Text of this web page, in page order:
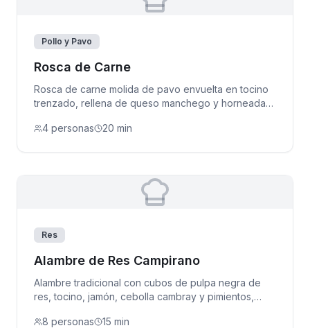
Pollo y Pavo
Rosca de Carne
Rosca de carne molida de pavo envuelta en tocino
trenzado, rellena de queso manchego y horneada
4 personas
20 min
Res
Alambre de Res Campirano
Alambre tradicional con cubos de pulpa negra de
res, tocino, jamón, cebolla cambray y pimientos,
8 personas
15 min